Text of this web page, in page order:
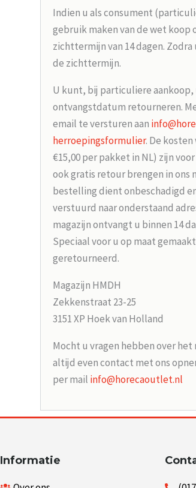
Indien u als consument
gebruik maken van de wet koop
zichttermijn van 14 dagen.
de zichttermijn.
U kunt, bij particuliere aankoop,
ontvangstdatum retourneren.
email te versturen aan
herroepingsformulier. De
€15,00 per pakket in NL) zijn
ook gratis retour brengen in ons
bestelling dient onbeschadigd
verstuurd naar onderstaand
magazijn ontvangt u binnen 14
Speciaal voor u op maat
geretourneerd.
Magazijn HMDH
Zekkenstraat 23-25
3151 XP Hoek van Holland
Mocht u vragen hebben over
altijd even contact met ons
per mail info@horecaoutlet.nl
Informatie